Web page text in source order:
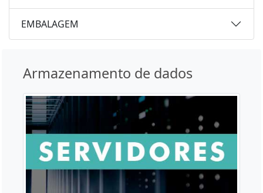
EMBALAGEM
Armazenamento de dados